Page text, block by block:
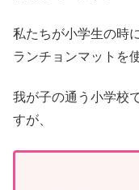
私たちが小学生の時
ランチョンマットを
我が子の通う小学校
すが、